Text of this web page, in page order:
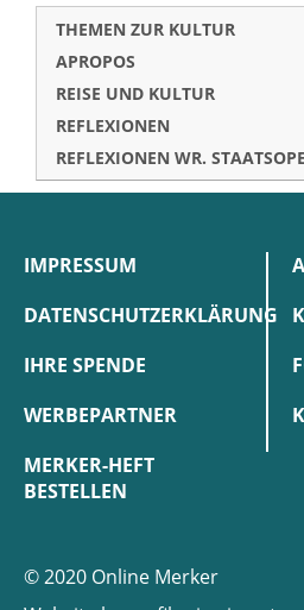
THEMEN ZUR KULTUR
APROPOS
REISE UND KULTUR
REFLEXIONEN
REFLEXIONEN WR.
IMPRESSUM
DATENSCHUTZERKLÄRUNG
IHRE SPENDE
WERBEPARTNER
MERKER-HEFT
BESTELLEN
© 2020 Online Merker